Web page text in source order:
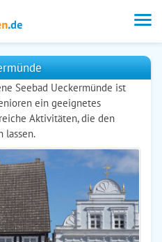
Seebad Ueckermünde ist
ein geeignetes
Aktivitäten, die den
lassen.